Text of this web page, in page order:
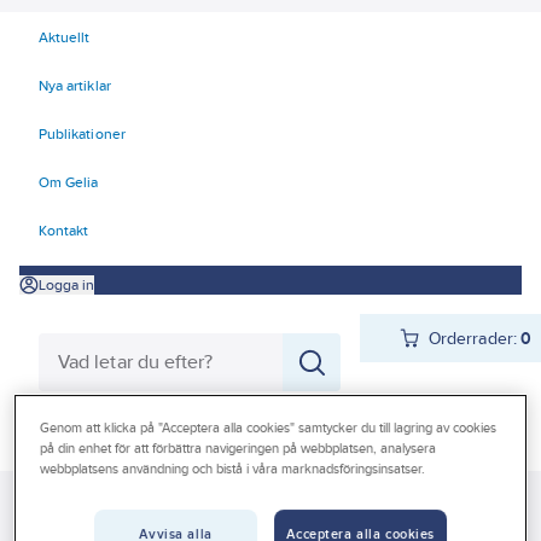
Aktuellt
Nya artiklar
Publikationer
Om Gelia
Kontakt
Logga in
Orderrader:0
Produkter
Kampanjer
Beställ direkt
Trädgård & Fritid
Camping & friluftsliv
Genom att klicka på "Acceptera alla cookies" samtycker du till lagring av cookies
på din enhet för att förbättra navigeringen på webbplatsen, analysera
webbplatsens användning och bistå i våra marknadsföringsinsatser.
Avvisa alla Acceptera alla cookies